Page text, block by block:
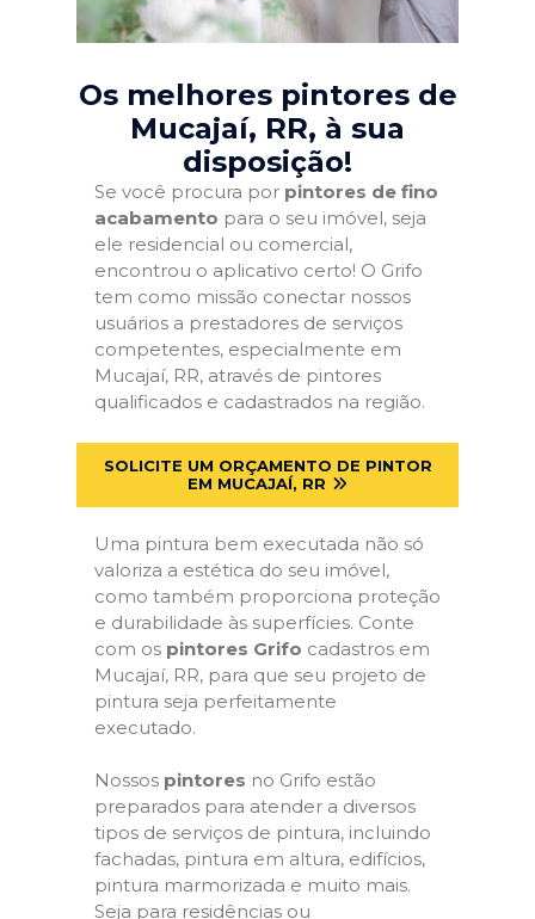
Os melhores pintores de
Mucajaí, RR, à sua
disposição!
Se você procura por pintores de fino
acabamento para o seu imóvel, seja
ele residencial ou comercial,
encontrou o aplicativo certo! O Grifo
tem como missão conectar nossos
usuários a prestadores de serviços
competentes, especialmente em
Mucajaí, RR, através de pintores
qualificados e cadastrados na região.
SOLICITE UM ORÇAMENTO DE PINTOR
EM MUCAJAÍ, RR
Uma pintura bem executada não só
valoriza a estética do seu imóvel,
como também proporciona proteção
e durabilidade às superfícies. Conte
com os pintores Grifo cadastros em
Mucajaí, RR, para que seu projeto de
pintura seja perfeitamente
executado.
Nossos pintores no Grifo estão
preparados para atender a diversos
tipos de serviços de pintura, incluindo
fachadas, pintura em altura, edifícios,
pintura marmorizada e muito mais.
Seja para residências ou